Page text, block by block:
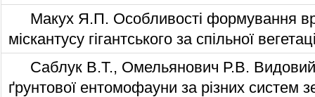
Макух Я.П. Особливості формування
міскантусу гігантського за спільної
Саблук В.Т., Омельянович Р.В. Видовий
ґрунтової ентомофауни за різних систем